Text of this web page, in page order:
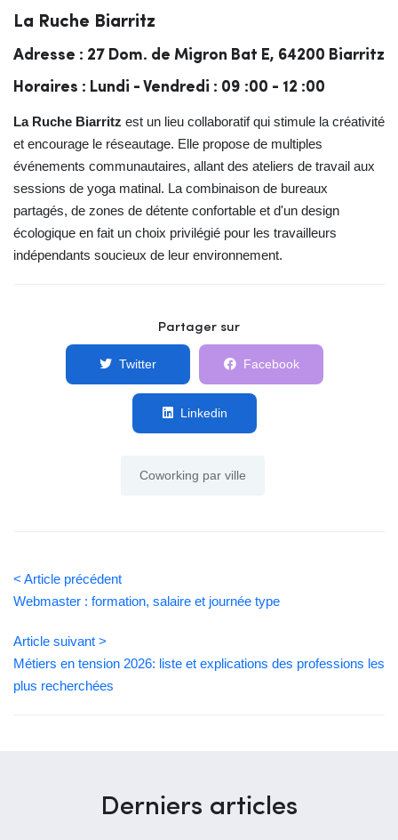
La Ruche Biarritz
Adresse : 27 Dom. de Migron Bat E, 64200 Biarritz
Horaires : Lundi - Vendredi : 09 :00 - 12 :00
La Ruche Biarritz est un lieu collaboratif qui stimule la créativité
et encourage le réseautage. Elle propose de multiples
événements communautaires, allant des ateliers de travail aux
sessions de yoga matinal. La combinaison de bureaux
partagés, de zones de détente confortable et d'un design
écologique en fait un choix privilégié pour les travailleurs
indépendants soucieux de leur environnement.
Partager sur
Twitter Facebook
Linkedin
Coworking par ville
< Article précédent
Webmaster : formation, salaire et journée type
Article suivant >
Métiers en tension 2026: liste et explications des professions les
plus recherchées
Derniers articles